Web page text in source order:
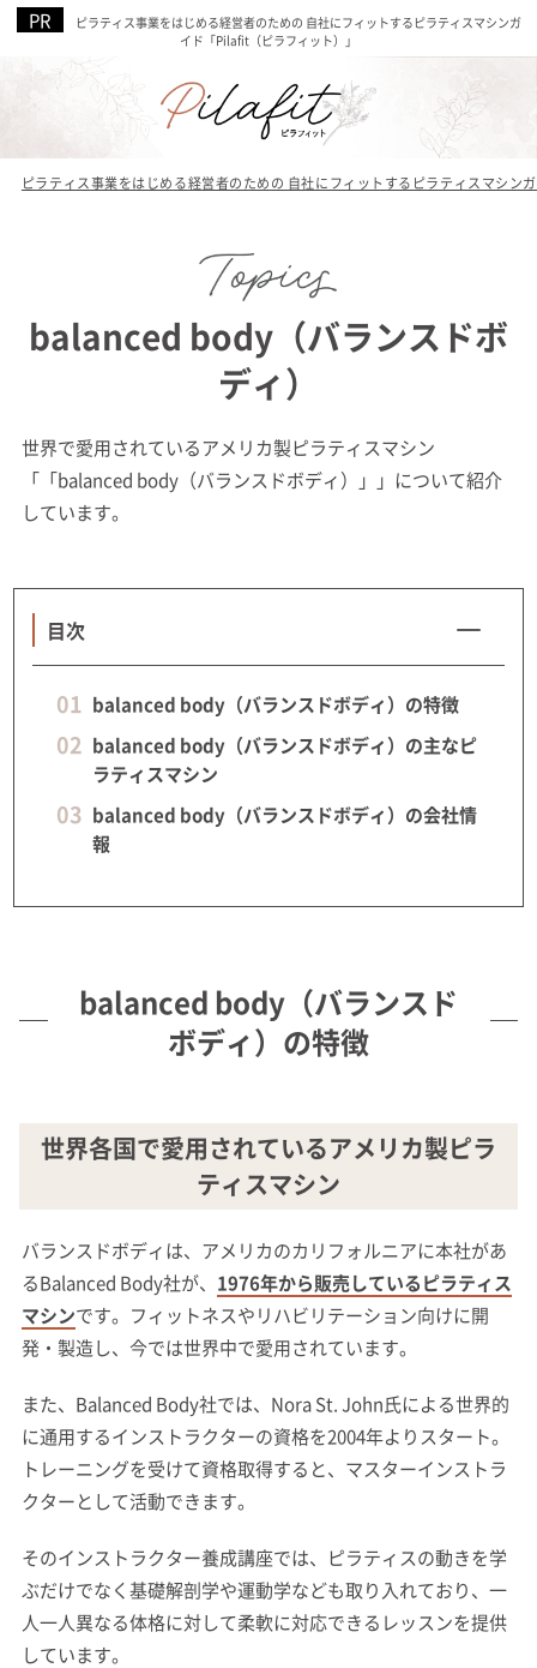
ピラティス事業をはじめる経営者のための 自社にフィットするピラティスマシンガ
イド「Pilafit（ピラフィット）」
ピラティス事業をはじめる経営者のための 自社にフィットするピラティスマシン
balanced body（バランスドボ
ディ）
世界で愛用されているアメリカ製ピラティスマシン
「「balanced body（バランスドボディ）」」について紹介
しています。
目次
balanced body（バランスドボディ）の特徴
balanced body（バランスドボディ）の主なピ
ラティスマシン
balanced body（バランスドボディ）の会社情
報
balanced body（バランスド
ボディ）の特徴
世界各国で愛用されているアメリカ製ピラ
ティスマシン
バランスドボディは、アメリカのカリフォルニアに本社があ
るBalanced Body社が、 1976年から販売しているピラティス
マシンです。フィットネスやリハビリテーション向けに開
発・製造し、今では世界中で愛用されています。
また、Balanced Body社では、Nora St. John氏による世界的
に通用するインストラクターの資格を2004年よりスタート。
トレーニングを受けて資格取得すると、マスターインストラ
クターとして活動できます。
そのインストラクター養成講座では、ピラティスの動きを学
ぶだけでなく基礎解剖学や運動学なども取り入れており、一
人一人異なる体格に対して柔軟に対応できるレッスンを提供
しています。